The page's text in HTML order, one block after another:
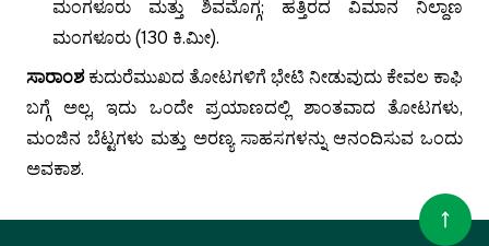
ಮಂಗಳೂರು ಮತ್ತು ಶಿವಮೊಗ್ಗ; ಹತ್ತಿರದ ವಿಮಾನ ನಿಲ್ದಾಣ
ಮಂಗಳೂರು (130 ಕಿ.ಮೀ).
ಸಾರಾಂಶಕುದುರೆಮುಖದ ತೋಟಗಳಿಗೆ ಭೇಟಿ ನೀಡುವುದು ಕೇವಲ ಕಾಫಿ
ಬಗ್ಗೆ ಅಲ್ಲ, ಇದು ಒಂದೇ ಪ್ರಯಾಣದಲ್ಲಿ ಶಾಂತವಾದ ತೋಟಗಳು,
ಮಂಜಿನ ಬೆಟ್ಟಗಳು ಮತ್ತು ಅರಣ್ಯ ಸಾಹಸಗಳನ್ನು ಆನಂದಿಸುವ ಒಂದು
ಅವಕಾಶ.